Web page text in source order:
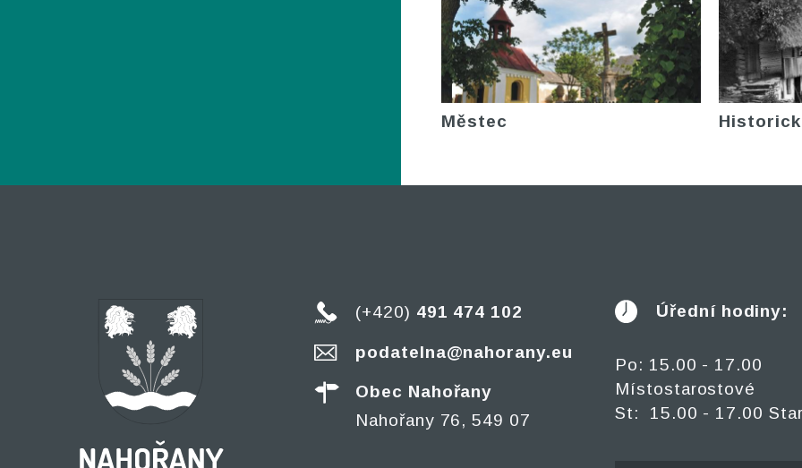
Městec
(+420) 491 474 102
podatelna@nahorany.eu
Obec Nahořany
Nahořany 76, 549 07
Úřední hodiny:
Po: 15.00 - 17.00
Místostarostové
St: 15.00 - 17.00